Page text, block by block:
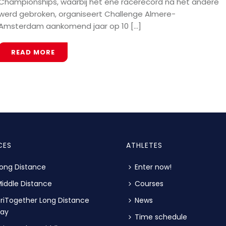
gebroken, organiseert Challenge Almere-
aankomend jaar op 10 [...]
READ MORE
Distance
Distance
Long Distance
ATHLETES
Enter now!
Courses
News
Time schedule